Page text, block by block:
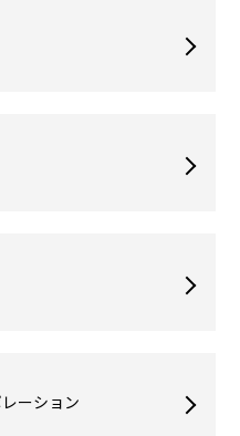
ーション